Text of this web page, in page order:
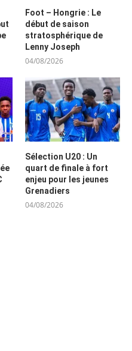
Foot – Hongrie : Le
début de saison
stratosphérique de
Lenny Joseph
04/08/2026
Sélection U20 : Un
quart de finale à fort
enjeu pour les jeunes
Grenadiers
04/08/2026